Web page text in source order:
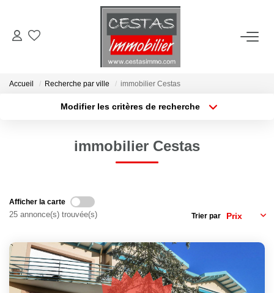
ACHETER
NOTRE AGENCE
CONTACT
Accueil Recherche par ville immobilier Cestas
Modifier les critères de recherche
Créer une alerte
immobilier Cestas
Afficher la carte
25 annonce(s) trouvée(s) Trier par